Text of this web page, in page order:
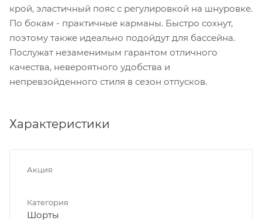
крой, эластичный пояс с регулировкой на шнуровке.
По бокам - практичные карманы. Быстро сохнут,
поэтому также идеально подойдут для бассейна.
Послужат незаменимым гарантом отличного
качества, невероятного удобства и
непревзойденного стиля в сезон отпусков.
Характеристики
Акция
Категория
Шорты